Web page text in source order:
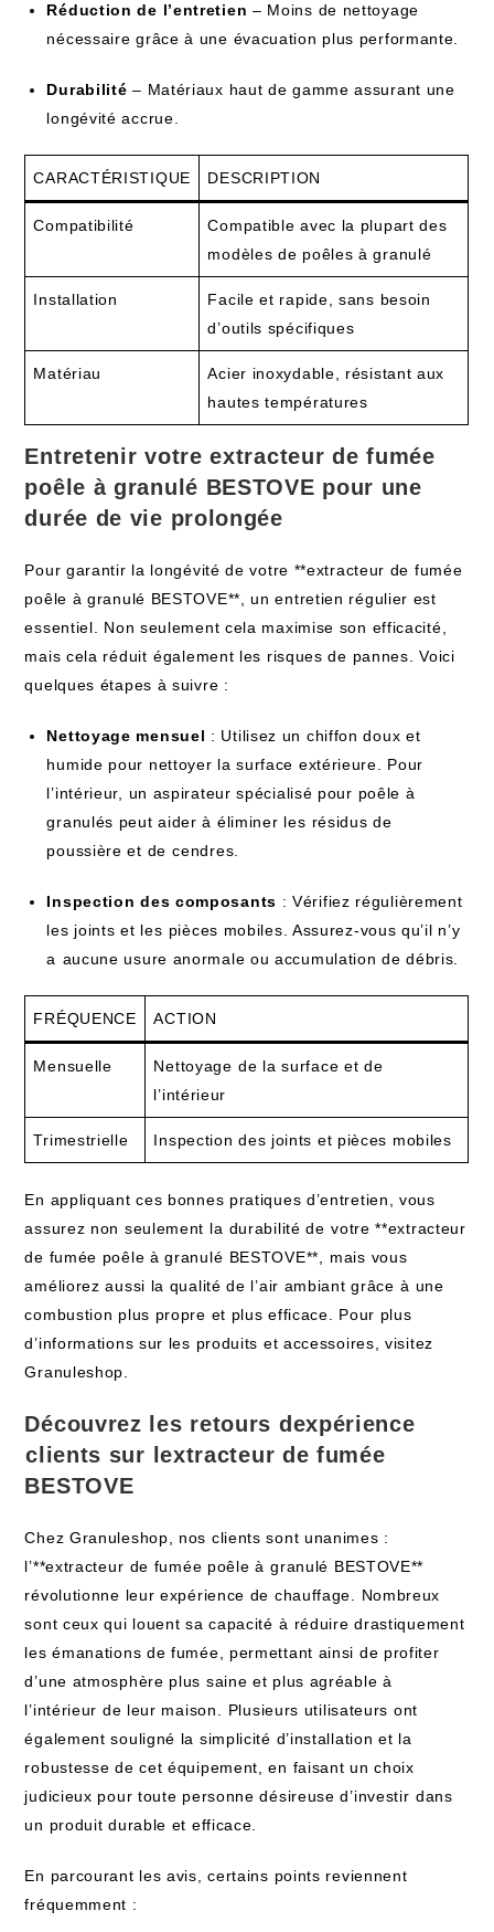
Réduction de l’entretien – Moins de nettoyage
nécessaire grâce à une évacuation plus performante.
Durabilité – ​Matériaux‌ haut de gamme assurant une
longévité accrue.
CARACTÉRISTIQUE DESCRIPTION
Compatibilité
Compatible avec la plupart des
modèles de poêles à granulé
Installation
Facile et rapide, sans besoin
d’outils spécifiques
Matériau
Acier inoxydable, résistant aux
hautes températures
Entretenir votre extracteur de fumée
poêle à granulé BESTOVE pour une⁢
durée de vie prolongée
Pour garantir la longévité de votre **extracteur de fumée
poêle à granulé BESTOVE**, un entretien régulier est
essentiel.​ Non ‍seulement cela maximise son efficacité,⁢
mais cela réduit ⁣également les risques de ‌pannes. Voici⁢
quelques étapes à suivre :
Nettoyage mensuel : Utilisez‌ un chiffon doux et
humide ​pour nettoyer la surface extérieure. Pour
l’intérieur, un aspirateur spécialisé pour poêle à‌
granulés peut aider à éliminer les⁢ résidus de
poussière et de ⁤cendres.
Inspection des composants : Vérifiez régulièrement
les joints et les ⁣pièces mobiles. Assurez-vous qu’il n’y
a⁢ aucune usure anormale ou accumulation de débris.
FRÉQUENCE ACTION
Mensuelle
Nettoyage ⁣de la surface et de
l’intérieur
Trimestrielle Inspection des‌ joints et pièces​ mobiles
En appliquant ces bonnes pratiques d’entretien, vous​
assurez non seulement la ⁤durabilité de ⁣votre **extracteur
de fumée poêle à granulé ⁤BESTOVE**,⁤ mais vous
améliorez aussi la qualité de l’air ambiant grâce ⁣à une
combustion plus propre et plus efficace. Pour plus
d’informations sur les produits et accessoires, visitez
Granuleshop.
Découvrez‌ les retours dexpérience
⁣clients sur lextracteur‍ de fumée
BESTOVE
Chez Granuleshop, nos clients ‌sont unanimes :
l’**extracteur ⁢de fumée poêle à⁢ granulé BESTOVE**
révolutionne leur expérience ​de chauffage. Nombreux
sont ceux qui louent sa capacité à ⁣réduire drastiquement
les émanations de fumée, permettant ainsi de profiter
d’une atmosphère plus saine et plus agréable à
l’intérieur de leur maison. ⁣Plusieurs utilisateurs ont
également souligné la simplicité d’installation et la
robustesse de cet‍ équipement, en faisant un choix
judicieux pour‌ toute personne désireuse d’investir ⁢dans
un ‌produit durable et efficace.
En parcourant les avis, certains points reviennent
fréquemment :